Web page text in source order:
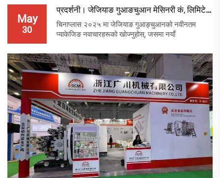
परिवर्तनलाई प्रेरित गर्दै। अहिले नै समाधानहरूको अन्वेषण
गर्नुहोस्।
May
30
प्रदर्शनी। जेजियाङ गुआङचुआन मेसिनरी कं, लिमिटेड...
चिनाप्लास २०२५ मा जेजियाङ गुआङ्चुआनको नवीनतम
प्याकेजिङ नवाचारहरूको खोज्नुहोस्, जसमा नयाँ
उच्च कार्यक्षमता वाला मेसिनले प्लास्टिक प्याकेजिङलाई कसरी
परिवर्तन गरिरहेको छ भनेर हेर्नुहोस्। अहिले थप जानकारी
प्राप्त गर्नुहोस्।